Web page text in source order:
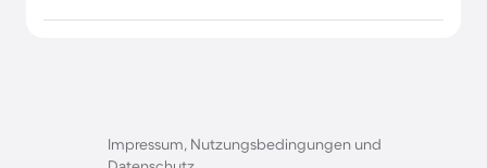
Impressum, Nutzungsbedingungen und